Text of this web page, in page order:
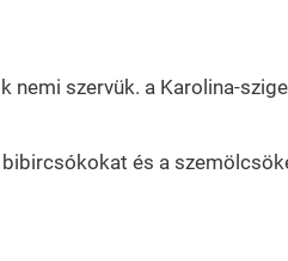
nemi szervük. a Karolina-
és a